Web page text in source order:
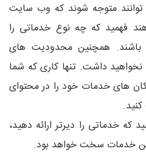
توانند متوجه شوند که وب سایت
فهمید که چه نوع خدماتی را
باشند. همچنین محدودیت های
نخواهید داشت. تنها کاری که شما
های خدمات خود را در محتوای
که خدماتی را دیرتر ارائه دهید،
خدمات سخت خواهد بود.